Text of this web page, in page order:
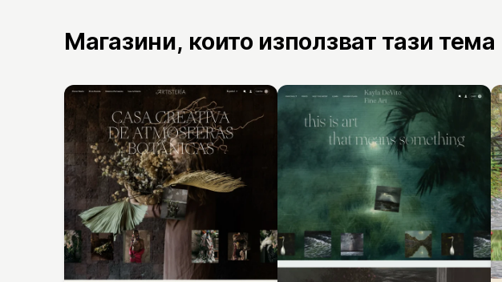
Магазини, които използват тази тема